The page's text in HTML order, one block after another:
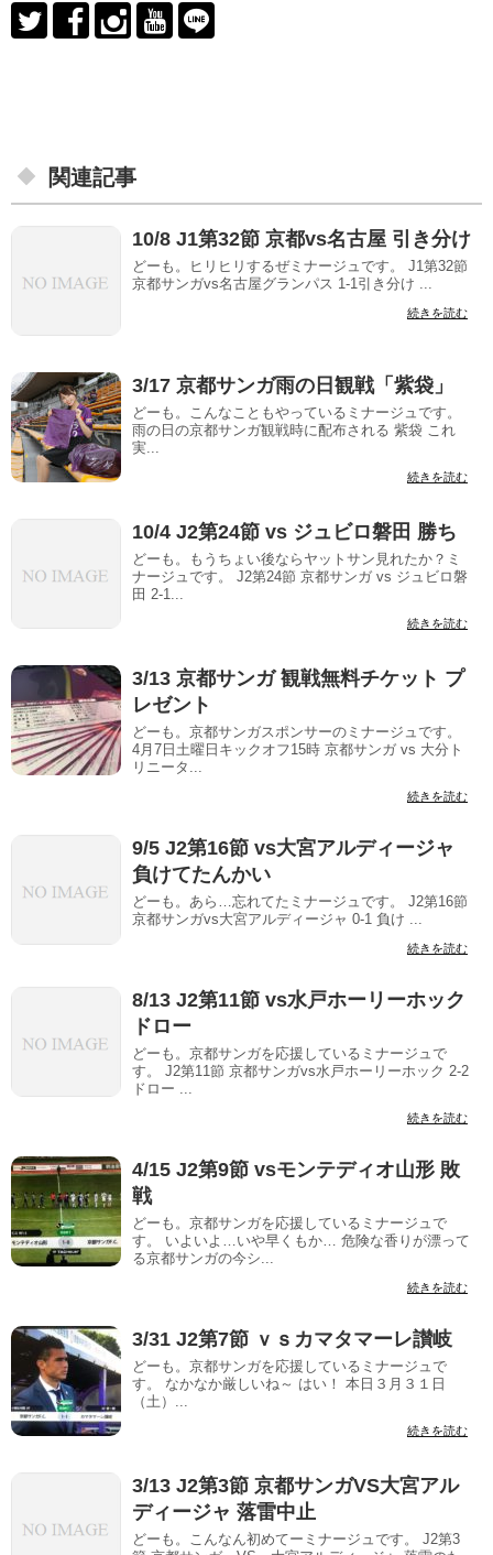
関連記事
10/8 J1第32節 京都vs名古屋 引き分け
どーも。ヒリヒリするぜミナージュです。 J1第32節
京都サンガvs名古屋グランパス 1-1引き分け ...
続きを読む
3/17 京都サンガ雨の日観戦「紫袋」
どーも。こんなこともやっているミナージュです。
雨の日の京都サンガ観戦時に配布される 紫袋 これ
実...
続きを読む
10/4 J2第24節 vs ジュビロ磐田 勝ち
どーも。もうちょい後ならヤットサン見れたか？ミ
ナージュです。 J2第24節 京都サンガ vs ジュビロ磐
田 2-1...
続きを読む
3/13 京都サンガ 観戦無料チケット プ
レゼント
どーも。京都サンガスポンサーのミナージュです。
4月7日土曜日キックオフ15時 京都サンガ vs 大分ト
リニータ...
続きを読む
9/5 J2第16節 vs大宮アルディージャ
負けてたんかい
どーも。あら…忘れてたミナージュです。 J2第16節
京都サンガvs大宮アルディージャ 0-1 負け ...
続きを読む
8/13 J2第11節 vs水戸ホーリーホック
ドロー
どーも。京都サンガを応援しているミナージュで
す。 J2第11節 京都サンガvs水戸ホーリーホック 2-2
ドロー ...
続きを読む
4/15 J2第9節 vsモンテディオ山形 敗
戦
どーも。京都サンガを応援しているミナージュで
す。 いよいよ…いや早くもか… 危険な香りが漂って
る京都サンガの今シ...
続きを読む
3/31 J2第7節 ｖｓカマタマーレ讃岐
どーも。京都サンガを応援しているミナージュで
す。 なかなか厳しいね～ はい！ 本日３月３１日
（土）...
続きを読む
3/13 J2第3節 京都サンガVS大宮アル
ディージャ 落雷中止
どーも。こんなん初めてーミナージュです。 J2第3